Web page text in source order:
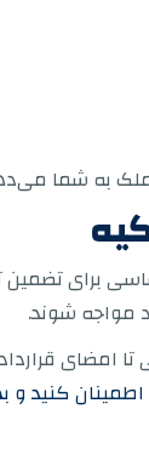
به شما
برای
مواجه شوند.
تا امضای
کنید و